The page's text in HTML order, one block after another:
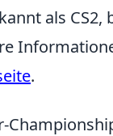
als
.